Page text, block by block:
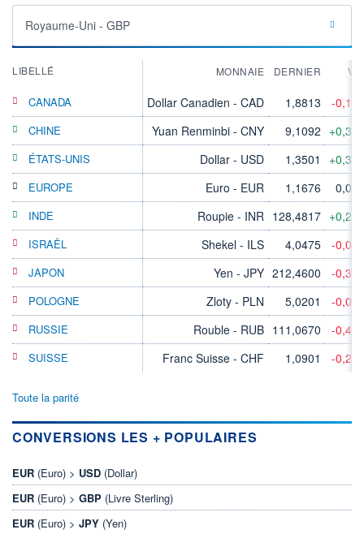
Royaume-Uni - GBP
LIBELLÉ MONNAIE DERNIER
CANADA Dollar Canadien - CAD 1,8813 -
CHINE Yuan Renminbi - CNY 9,1092
ÉTATS-UNIS Dollar - USD 1,3501
EUROPE Euro - EUR 1,1676
INDE Roupie - INR 128,4817
ISRAËL Shekel - ILS 4,0475 -
JAPON Yen - JPY 212,4600 -
POLOGNE Zloty - PLN 5,0201 -
RUSSIE Rouble - RUB 111,0670 -
SUISSE Franc Suisse - CHF 1,0901 -
Toute la parité
CONVERSIONS LES + POPULAIRES
EUR (Euro) > USD (Dollar)
EUR (Euro) > GBP (Livre Sterling)
EUR (Euro) > JPY (Yen)